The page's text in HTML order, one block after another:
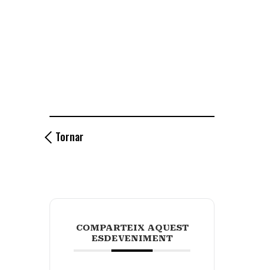
Tornar
COMPARTEIX AQUEST
ESDEVENIMENT